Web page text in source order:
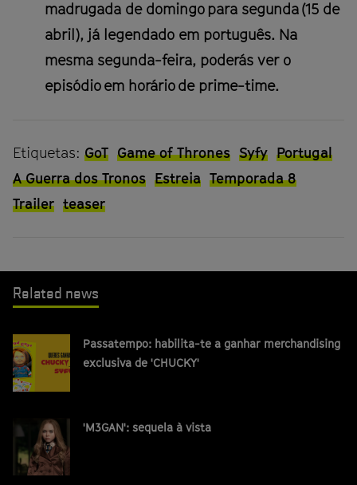
madrugada de domingo para segunda (15 de
abril), já legendado em português. Na
mesma segunda-feira, poderás ver o
episódio em horário de prime-time.
Etiquetas: GoT Game of Thrones Syfy Portugal
A Guerra dos Tronos Estreia Temporada 8
Trailer teaser
Related news
Passatempo: habilita-te a ganhar merchandising
exclusiva de 'CHUCKY'
'M3GAN': sequela à vista